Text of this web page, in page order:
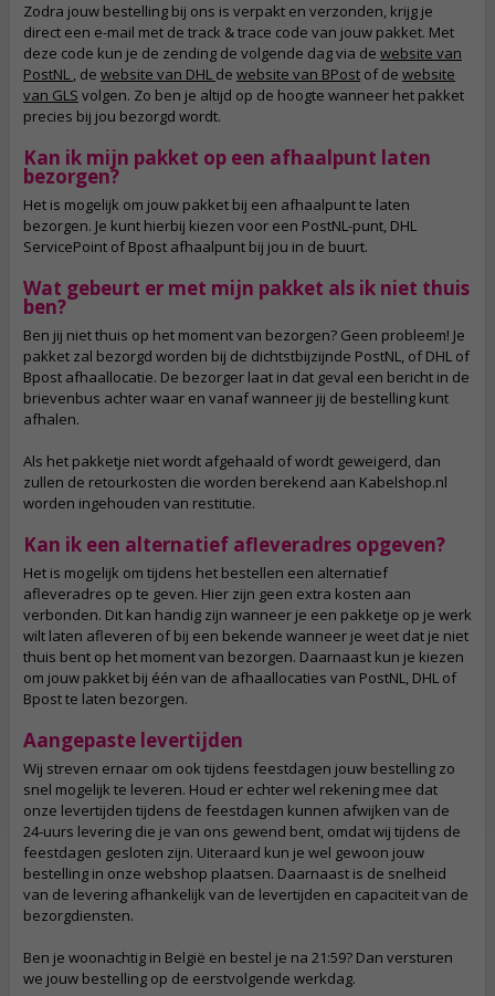
Zodra jouw bestelling bij ons is verpakt en verzonden, krijg je
direct een e-mail met de track & trace code van jouw pakket. Met
deze code kun je de zending de volgende dag via de website van
PostNL , de website van DHL de website van BPost of de website
van GLS volgen. Zo ben je altijd op de hoogte wanneer het pakket
precies bij jou bezorgd wordt.
Kan ik mijn pakket op een afhaalpunt laten
bezorgen?
Het is mogelijk om jouw pakket bij een afhaalpunt te laten
bezorgen. Je kunt hierbij kiezen voor een PostNL-punt, DHL
ServicePoint of Bpost afhaalpunt bij jou in de buurt.
Wat gebeurt er met mijn pakket als ik niet thuis
ben?
Ben jij niet thuis op het moment van bezorgen? Geen probleem! Je
pakket zal bezorgd worden bij de dichtstbijzijnde PostNL, of DHL of
Bpost afhaallocatie. De bezorger laat in dat geval een bericht in de
brievenbus achter waar en vanaf wanneer jij de bestelling kunt
afhalen.
Als het pakketje niet wordt afgehaald of wordt geweigerd, dan
zullen de retourkosten die worden berekend aan Kabelshop.nl
worden ingehouden van restitutie.
Kan ik een alternatief afleveradres opgeven?
Het is mogelijk om tijdens het bestellen een alternatief
afleveradres op te geven. Hier zijn geen extra kosten aan
verbonden. Dit kan handig zijn wanneer je een pakketje op je werk
wilt laten afleveren of bij een bekende wanneer je weet dat je niet
thuis bent op het moment van bezorgen. Daarnaast kun je kiezen
om jouw pakket bij één van de afhaallocaties van PostNL, DHL of
Bpost te laten bezorgen.
Aangepaste levertijden
Wij streven ernaar om ook tijdens feestdagen jouw bestelling zo
snel mogelijk te leveren. Houd er echter wel rekening mee dat
onze levertijden tijdens de feestdagen kunnen afwijken van de
24-uurs levering die je van ons gewend bent, omdat wij tijdens de
feestdagen gesloten zijn. Uiteraard kun je wel gewoon jouw
bestelling in onze webshop plaatsen. Daarnaast is de snelheid
van de levering afhankelijk van de levertijden en capaciteit van de
bezorgdiensten.
Ben je woonachtig in België en bestel je na 21:59? Dan versturen
we jouw bestelling op de eerstvolgende werkdag.